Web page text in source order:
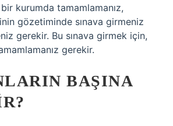
bir kurumda tamamlamanız,
gözetiminde sınava girmeniz
gerekir. Bu sınava girmek için,
gerekir.
BAŞINA